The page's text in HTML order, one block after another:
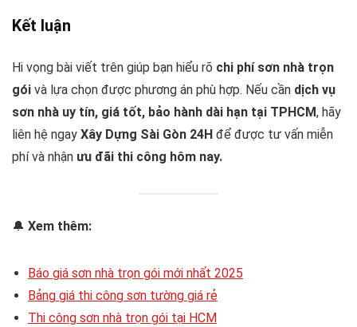
Kết luận
Hi vọng bài viết trên giúp bạn hiểu rõ chi phí sơn nhà trọn
gói và lựa chọn được phương án phù hợp. Nếu cần dịch vụ
sơn nhà uy tín, giá tốt, bảo hành dài hạn tại TPHCM, hãy
liên hệ ngay Xây Dựng Sài Gòn 24H để được tư vấn miễn
phí và nhận ưu đãi thi công hôm nay.
🔔 Xem thêm:
Báo giá sơn nhà trọn gói mới nhất 2025
Bảng giá thi công sơn tường giá rẻ
Thi công sơn nhà trọn gói tại HCM